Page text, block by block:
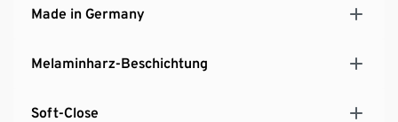
Made in Germany
Melaminharz-Beschichtung
Soft-Close